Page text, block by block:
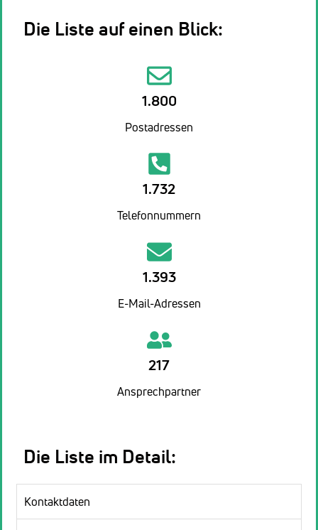
Die Liste auf einen Blick:
1.800
Postadressen
1.732
Telefonnummern
1.393
E-Mail-Adressen
217
Ansprechpartner
Die Liste im Detail:
Kontaktdaten